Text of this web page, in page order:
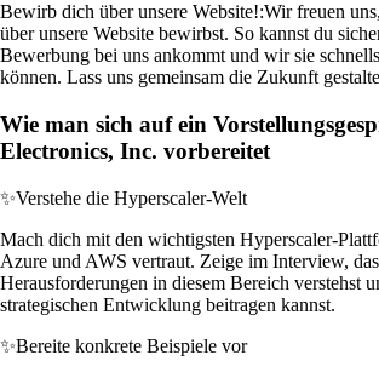
Bewirb dich über unsere Website!:Wir freuen
über unsere Website bewirbst. So kannst du
Bewerbung bei uns ankommt und wir sie
können. Lass uns gemeinsam die Zukunft
Wie man sich auf ein
Electronics, Inc. vorbereitet
✨Verstehe die Hyperscaler-Welt
Mach dich mit den wichtigsten Hyperscaler-
Azure und AWS vertraut. Zeige im Interview,
Herausforderungen in diesem Bereich verstehst
strategischen Entwicklung beitragen kannst.
✨Bereite konkrete Beispiele vor